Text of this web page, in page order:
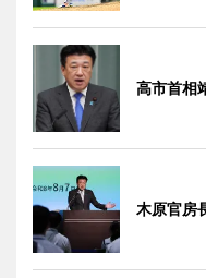
高市首相
木原官房